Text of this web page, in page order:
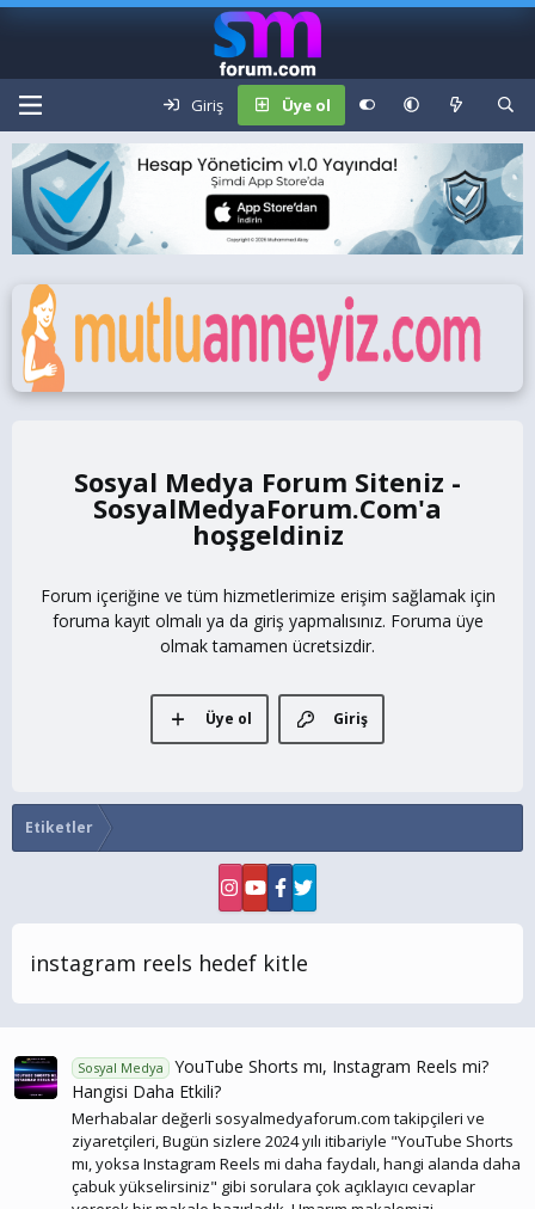
Giriş Üye ol
Sosyal Medya Forum Siteniz -
SosyalMedyaForum.Com
Forum içeriğine ve tüm hizmetlerimize erişim sağlamak için
foruma kayıt olmalı ya da giriş yapmalısınız. Foruma üye
olmak tamamen ücretsizdir.
Giriş
Üye ol
Etiketler
instagram reels hedef kitle
Sosyal Medya
YouTube Shorts mı, Instagram Reels mi?
Hangisi Daha Etkili?
Merhabalar değerli sosyalmedyaforum.com takipçileri ve
ziyaretçileri, Bugün sizlere 2024 yılı itibariyle "YouTube Shorts
mı, yoksa Instagram Reels mi daha faydalı, hangi alanda daha
çabuk yükselirsiniz" gibi sorulara çok açıklayıcı cevaplar